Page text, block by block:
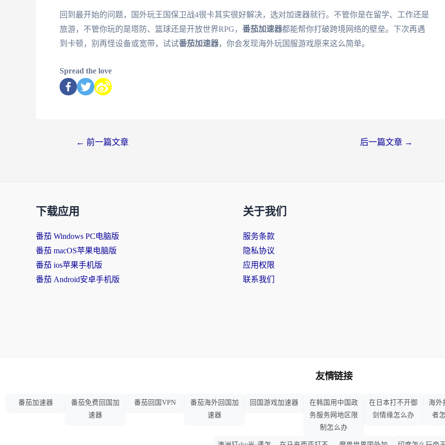
回到最开始的问题，国外玩王国保卫战4很卡其实很好解决，选对加速器就行。不管你是在留学、工作还是
旅游，不管你玩的是塔防、篮球还是开放世界RPG， 番茄加速器都能帮你打破跨境网络的壁垒。下次再遇
到卡顿，别再怪设备或宽带，试试番茄加速器，你会发现海外玩国服游戏原来这么简单。
Spread the love
← 前一篇文章 后一篇文章 →
下载应用
番茄 Windows PC电脑版
番茄 macOS苹果电脑版
番茄 ios苹果手机版
番茄 Android安卓手机版
关于我们
服务条款
隐私协议
应用权限
联系我们
友情链接
番茄加速器
番茄免费回国加
速器
番茄回国VPN
番茄海外回国加
速器
回国游戏加速器
在韩国用中国政
务服务网地区限
制怎么办
在日本打不开御
剑情缘怎么办
海外
者